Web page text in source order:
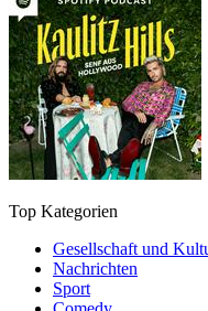
Top Kategorien
Gesellschaft und
Nachrichten
Sport